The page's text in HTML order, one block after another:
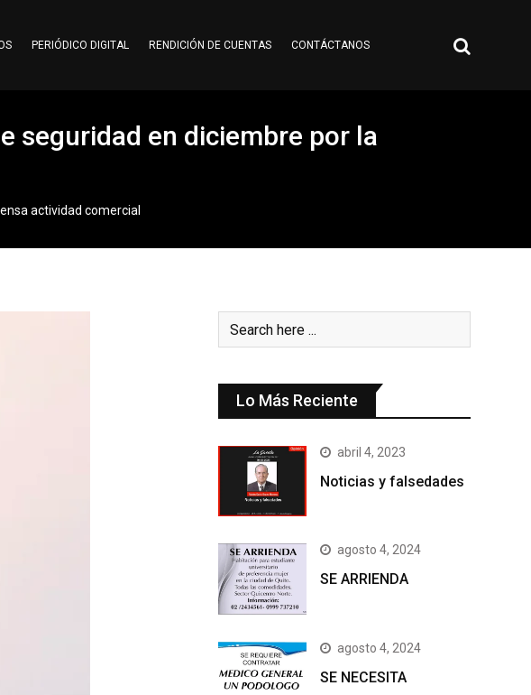
PERIÓDICO DIGITAL RENDICIÓN DE CUENTAS CONTÁCTANOS
seguridad en diciembre por la
actividad comercial
Lo Más Reciente
abril 4, 2023
Noticias y falsedades
agosto 4, 2024
SE ARRIENDA
agosto 4, 2024
SE NECESITA